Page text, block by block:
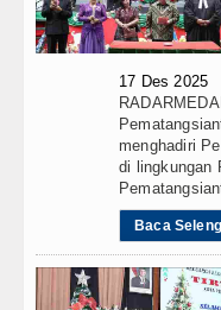
Internasional
TIPS dan TRIK
Video
Kelola
Dana BOS TA
Melalui
Laga
Madrid
17 Des 2025
menghadiri
di lingkungan
Baca